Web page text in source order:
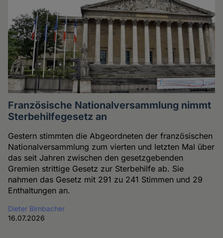
Französische Nationalversammlung nimmt
Sterbehilfegesetz an
Gestern stimmten die Abgeordneten der französischen
Nationalversammlung zum vierten und letzten Mal über
das seit Jahren zwischen den gesetzgebenden
Gremien strittige Gesetz zur Sterbehilfe ab. Sie
nahmen das Gesetz mit 291 zu 241 Stimmen und 29
Enthaltungen an.
Dieter Birnbacher
16.07.2026